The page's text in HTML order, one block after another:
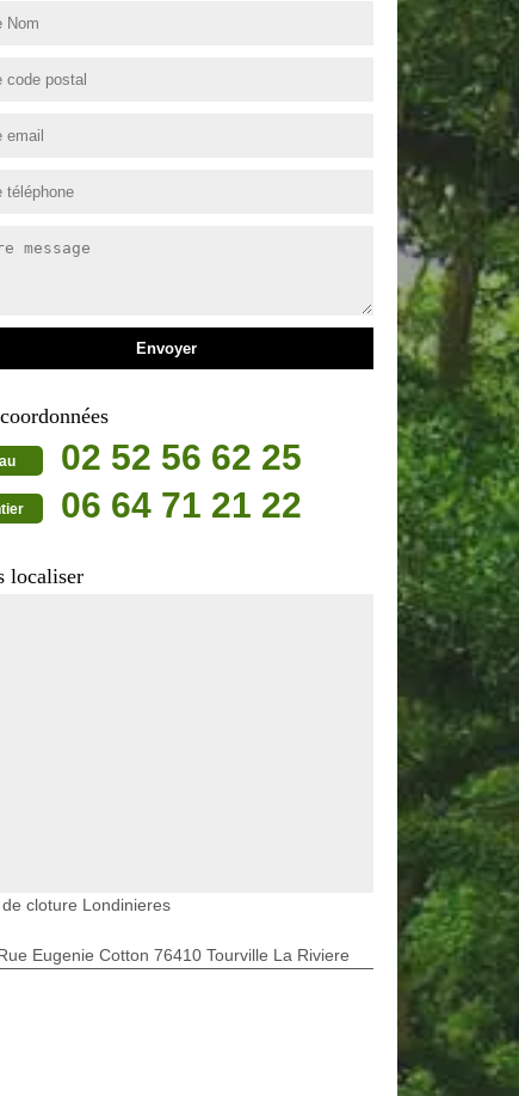
02 52 56 62 25
06 64 71 21 22
localiser
de cloture Londinieres
Eugenie Cotton 76410 Tourville La Riviere